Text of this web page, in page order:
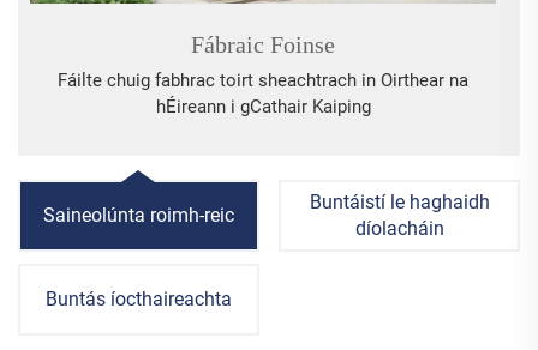
Fábraic Foinse
Fáilte chuig fabhrac toirt sheachtrach in Oirthear na
hÉireann i gCathair Kaiping
Saineolúnta roimh-reic
Buntáistí le haghaidh
díolacháin
Buntás íocthaireachta